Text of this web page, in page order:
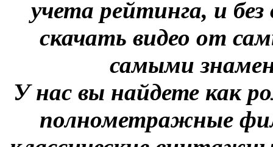
учета рейтинга, и
скачать видео от
самыми
У нас вы найдете как
полнометражные